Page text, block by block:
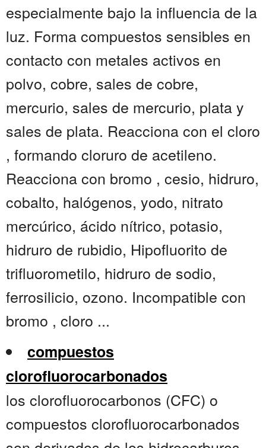
especialmente bajo la influencia de la
luz. Forma compuestos sensibles en
contacto con metales activos en
polvo, cobre, sales de cobre,
mercurio, sales de mercurio, plata y
sales de plata. Reacciona con el cloro
, formando cloruro de acetileno.
Reacciona con bromo , cesio, hidruro,
cobalto, halógenos, yodo, nitrato
mercúrico, ácido nítrico, potasio,
hidruro de rubidio, Hipofluorito de
trifluorometilo, hidruro de sodio,
ferrosilicio, ozono. Incompatible con
bromo , cloro ...
compuestos
clorofluorocarbonados
los clorofluorocarbonos (CFC) o
compuestos clorofluorocarbonados